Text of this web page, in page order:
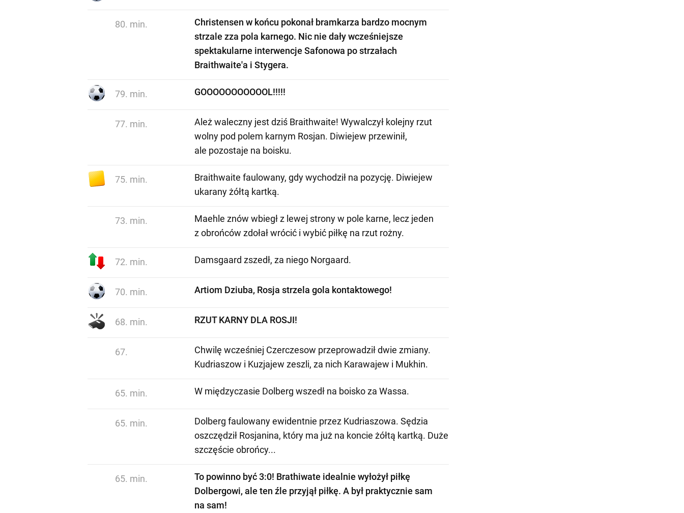
80. min.
Christensen w końcu pokonał bramkarza bardzo mocnym
strzale zza pola karnego. Nic nie dały wcześniejsze
spektakularne interwencje Safonowa po strzałach
Braithwaite'a i Stygera.
79. min. GOOOOOOOOOOOL!!!!!
77. min.
Ależ waleczny jest dziś Braithwaite! Wywalczył kolejny rzut
wolny pod polem karnym Rosjan. Diwiejew przewinił,
ale pozostaje na boisku.
75. min.
Braithwaite faulowany, gdy wychodził na pozycję. Diwiejew
ukarany żółtą kartką.
73. min.
Maehle znów wbiegł z lewej strony w pole karne, lecz jeden
z obrońców zdołał wrócić i wybić piłkę na rzut rożny.
72. min. Damsgaard zszedł, za niego Norgaard.
70. min. Artiom Dziuba, Rosja strzela gola kontaktowego!
68. min. RZUT KARNY DLA ROSJI!
67.
Chwilę wcześniej Czerczesow przeprowadził dwie zmiany.
Kudriaszow i Kuzjajew zeszli, za nich Karawajew i Mukhin.
65. min. W międzyczasie Dolberg wszedł na boisko za Wassa.
65. min.
Dolberg faulowany ewidentnie przez Kudriaszowa. Sędzia
oszczędził Rosjanina, który ma już na koncie żółtą kartką. Duże
szczęście obrońcy...
65. min.
To powinno być 3:0! Brathiwate idealnie wyłożył piłkę
Dolbergowi, ale ten źle przyjął piłkę. A był praktycznie sam
na sam!